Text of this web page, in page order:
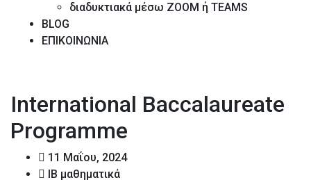
διαδυκτιακά μέσω ZOOM ή TEAMS
BLOG
ΕΠΙΚΟΙΝΩΝΙΑ
International Baccalaureate
Programme
11 Μαΐου, 2024
IB μαθηματικά